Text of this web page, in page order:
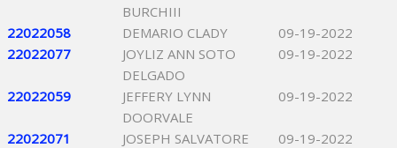
BURCHIII
22022058 DEMARIO CLADY
09-19-2022
22022077
JOYLIZ ANN SOTO
DELGADO
09-19-2022
22022059
JEFFERY LYNN
DOORVALE
09-19-2022
22022071
JOSEPH SALVATORE
09-19-2022